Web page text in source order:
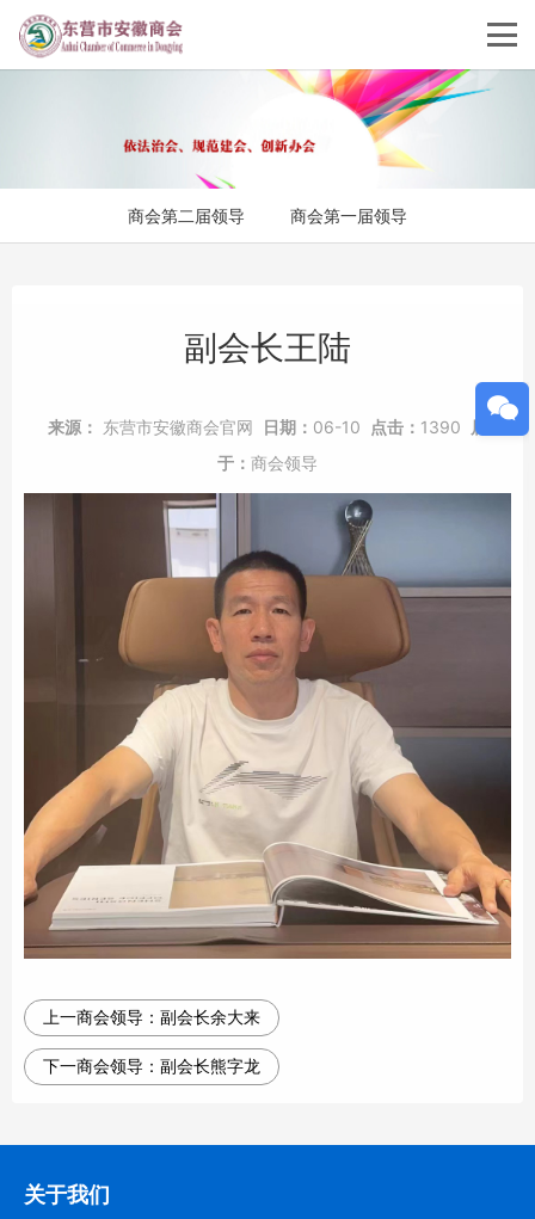
商会第二届领导 商会第一届领导
副会长王陆
来源： 东营市安徽商会官网 日期： 06-10 点击： 1390
属
于： 商会领导
上一商会领导： 副会长余大来
下一商会领导： 副会长熊字龙
关于我们